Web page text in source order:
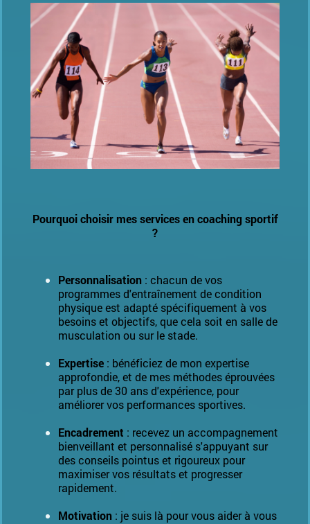
Pourquoi choisir mes services en coaching sportif
?
Personnalisation : chacun de vos
programmes d'entraînement de condition
physique est adapté spécifiquement à vos
besoins et objectifs, que cela soit en salle de
musculation ou sur le stade.
Expertise : bénéficiez de mon expertise
approfondie, et de mes méthodes éprouvées
par plus de 30 ans d'expérience, pour
améliorer vos performances sportives.
Encadrement : recevez un accompagnement
bienveillant et personnalisé s'appuyant sur
des conseils pointus et rigoureux pour
maximiser vos résultats et progresser
rapidement.
Motivation : je suis là pour vous aider à vous